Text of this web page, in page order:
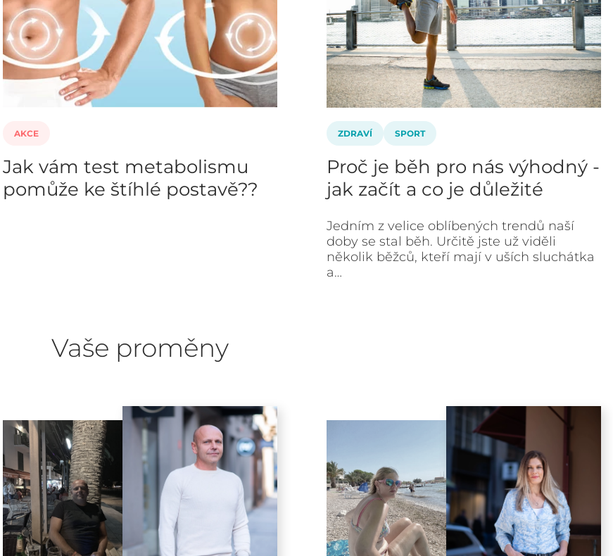
AKCE
Jak vám test metabolismu
pomůže ke štíhlé postavě??
ZDRAVÍ SPORT
Proč je běh pro nás výhodný -
jak začít a co je důležité
Jedním z velice oblíbených trendů naší
doby se stal běh. Určitě jste už viděli
několik běžců, kteří mají v uších sluchátka
a…
Vaše proměny